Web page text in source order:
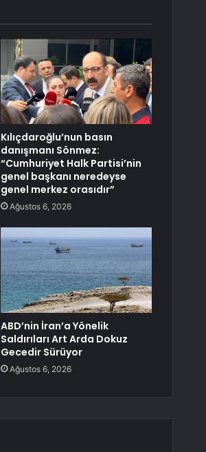
Kılıçdaroğlu’nun basın
danışmanı Sönmez:
“Cumhuriyet Halk Partisi’nin
genel başkanı neredeyse
genel merkez orasıdır”
Ağustos 6, 2026
ABD’nin İran’a Yönelik
Saldırıları Art Arda Dokuz
Gecedir Sürüyor
Ağustos 6, 2026